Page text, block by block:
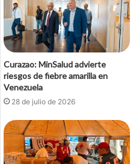
Curazao: MinSalud advierte
riesgos de fiebre amarilla en
Venezuela
28 de julio de 2026